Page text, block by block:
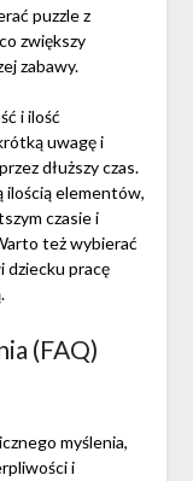
puzzle z
zwiększy
zabawy.
i ilość
uwagę i
dłuższy czas.
ilością elementów,
czasie i
też wybierać
dziecku pracę
(FAQ)
myślenia,
i